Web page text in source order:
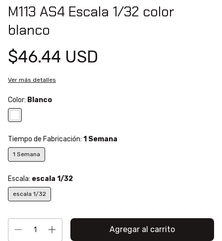
M113 AS4 Escala 1/32 color
blanco
$46.44 USD
Ver más detalles
Color: Blanco
Tiempo de Fabricación: 1 Semana
1 Semana
Escala: escala 1/32
escala 1/32